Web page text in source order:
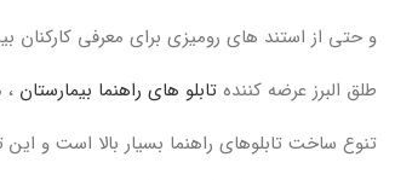
و حتی از استند های رومیزی برای معرفی کارکنان
طلق البرز عرضه کننده تابلو های راهنما بیمارستان
تنوع ساخت تابلوهای راهنما بسیار بالا است و این